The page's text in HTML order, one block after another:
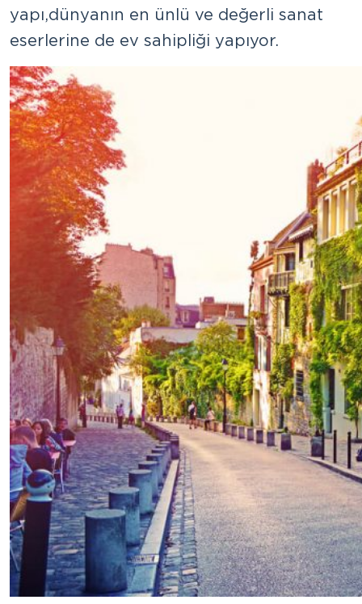
yapı, dünyanın en ünlü ve değerli sanat
eserlerine de ev sahipliği yapıyor.